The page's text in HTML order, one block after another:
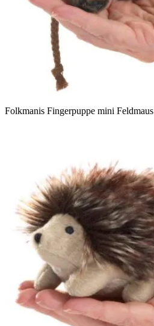
Folkmanis Fingerpuppe mini Feldmaus